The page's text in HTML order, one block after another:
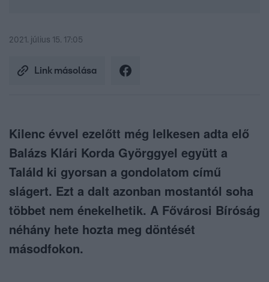
2021. július 15. 17:05
Link másolása
Kilenc évvel ezelőtt még lelkesen adta elő
Balázs Klári Korda Györggyel együtt a
Találd ki gyorsan a gondolatom című
slágert. Ezt a dalt azonban mostantól soha
többet nem énekelhetik. A Fővárosi Bíróság
néhány hete hozta meg döntését
másodfokon.